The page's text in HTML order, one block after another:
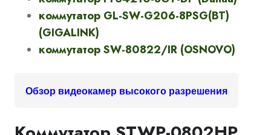
коммутатор GL-SW-G206-8PSG(BT)
(GIGALINK)
коммутатор SW-80822/IR (OSNOVO)
Обзор видеокамер высокого разрешения